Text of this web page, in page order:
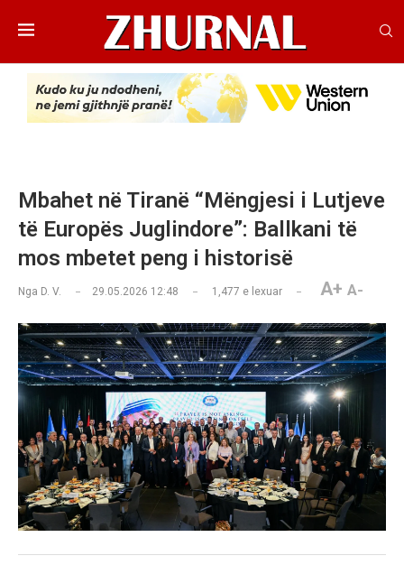
Mbahet në Tiranë “Mëngjesi i Lutjeve
të Europës Juglindore”: Ballkani të
mos mbetet peng i historisë
Nga D. V. 29.05.2026 12:48 1,477 e lexuar A+ A-